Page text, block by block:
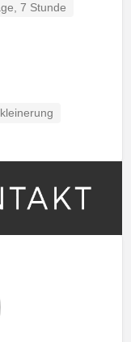
7 Stunde